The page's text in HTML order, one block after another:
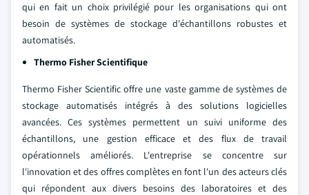
qui en fait un choix privilégié pour les organisations qui ont
besoin de systèmes de stockage d'échantillons robustes et
automatisés.
Thermo Fisher Scientifique
Thermo Fisher Scientific offre une vaste gamme de systèmes de
stockage automatisés intégrés à des solutions logicielles
avancées. Ces systèmes permettent un suivi uniforme des
échantillons, une gestion efficace et des flux de travail
opérationnels améliorés. L'entreprise se concentre sur
l'innovation et des offres complètes en font l'un des acteurs clés
qui répondent aux divers besoins des laboratoires et des